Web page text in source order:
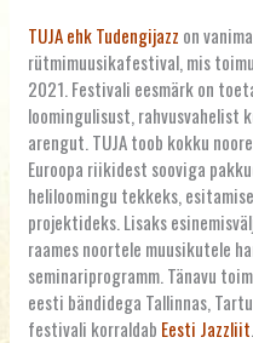
TUJA ehk Tudengijazz on
rütmimuusikafestival, mis
2021. Festivali eesmärk on
loomingulisust, rahvusvahelist
arengut. TUJA toob kokku
Euroopa riikidest sooviga
heliloomingu tekkeks,
projektideks. Lisaks
raames noortele muusikutele
seminariprogramm. Tänavu
eesti bändidega Tallinnas,
festivali korraldab Eesti Jazzliit.